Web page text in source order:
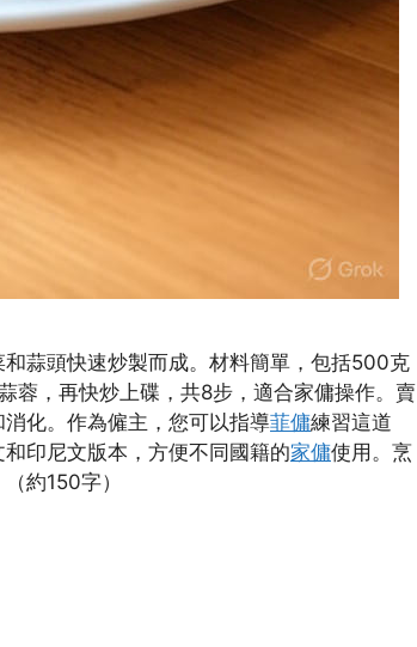
蒜頭快速炒製而成。材料簡單，包括500克
蓉，再快炒上碟，共8步，適合家傭操作。賣
化。作為僱主，您可以指導菲傭練習這道
印尼文版本，方便不同國籍的家傭使用。烹
約150字）